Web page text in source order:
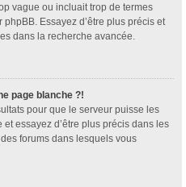
vague ou incluait trop de termes
Essayez d’être plus précis et
dans la recherche avancée.
page blanche ?!
pour que le serveur puisse les
essayez d’être plus précis dans les
forums dans lesquels vous